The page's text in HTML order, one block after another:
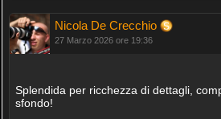
Nicola De Crecchio
27 Marzo 2026 ore 19:36
Splendida per ricchezza di dettagli,
sfondo!